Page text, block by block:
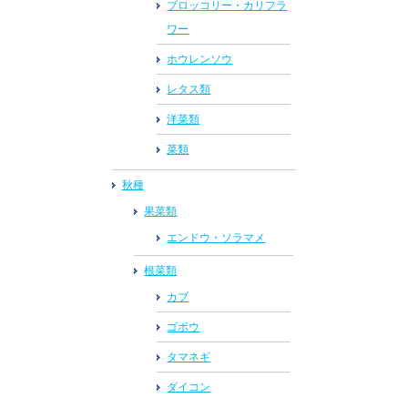
ブロッコリー・カリフラ
ワー
ホウレンソウ
レタス類
洋菜類
菜類
秋種
果菜類
エンドウ・ソラマメ
根菜類
カブ
ゴボウ
タマネギ
ダイコン